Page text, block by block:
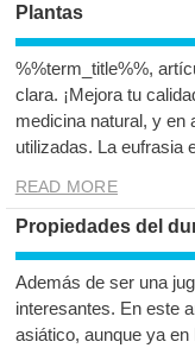
Plantas
%%term_title%%,
clara. ¡Mejora tu
medicina natural, y en
utilizadas. La eufrasia
READ MORE
Propiedades del
Además de ser una
interesantes. En este
asiático, aunque ya